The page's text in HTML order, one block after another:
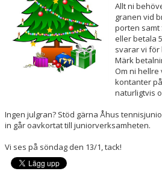
ÅTK TRÄNINGSVERKSAMHET
Allt ni
granen vid
porten samt
eller betala
svarar vi
Märk
Om ni
kontanter
naturligtvis
Ingen julgran? Stöd gärna Åhus
in går oavkortat till juniorverksamheten.
Vi ses på söndag den 13/1, tack!